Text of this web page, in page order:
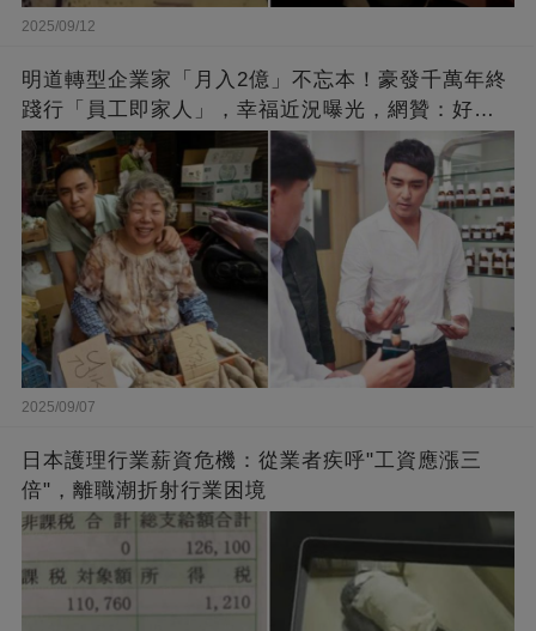
2025/09/12
明道轉型企業家「月入2億」不忘本！豪發千萬年終
踐行「員工即家人」，幸福近況曝光，網贊：好老
闆的福報
2025/09/07
日本護理行業薪資危機：從業者疾呼"工資應漲三
倍"，離職潮折射行業困境